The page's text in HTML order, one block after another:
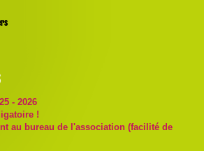
- 2026
!
au bureau de l'association (facilité de